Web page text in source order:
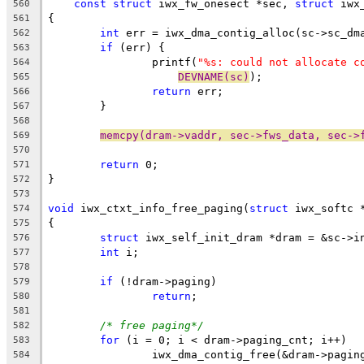
560 const struct iwx_fw_onesect *sec, struct
561 {
562 int err = iwx_dma_contig_alloc(sc-
563 if (err) {
564
		printf(
"%s: could not allocate
565 DEVNAME(sc) );
566 return err;
567
	}
568
569
memcpy(dram->vaddr, sec->fws_data, sec-
570
571
return 0;
572 }
573
574
void iwx_ctxt_info_free_paging( struct iwx_softc
575 {
576 struct iwx_self_init_dram *dram = &sc-
577 int i;
578
579
if (!dram->paging)
580 return ;
581
582
/* free paging*/
583 for (i = 0; i < dram->paging_cnt; i++)
584
iwx_dma_contig_free(&dram-